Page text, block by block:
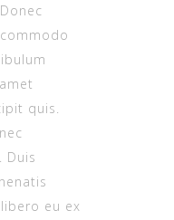
quis.
Duis
eu ex